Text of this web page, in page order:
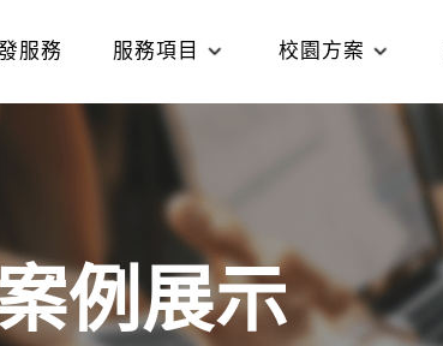
服務 服務項目 校園方案
例展示